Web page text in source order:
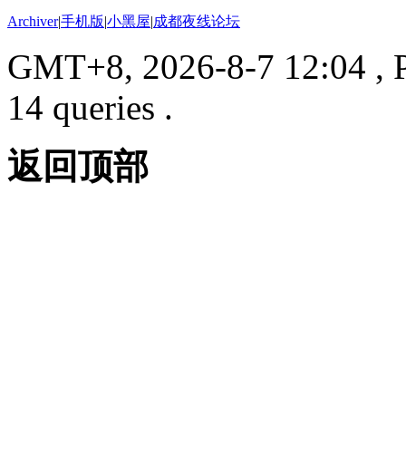
Archiver|手机版|小黑屋|成都夜线论坛
GMT+8, 2026-8-7 12:04 ,
14 queries .
返回顶部